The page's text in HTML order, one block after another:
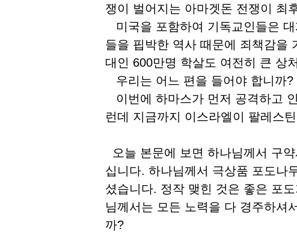
쟁이 벌어지는 아마겟돈 전쟁이 최
미국을 포함하여 기독교인들은
들을 핍박한 역사 때문에 죄책감을
대인 600만명 학살도 여전히 큰 상
우리는 어느 편을 들어야 합니까?
이번에 하마스가 먼저 공격하고
런데 지금까지 이스라엘이 팔레스
오늘 본문에 보면 하나님께서 구
십니다. 하나님께서 극상품 포도나
셨습니다. 정작 맺힌 것은 좋은 포
님께서는 모든 노력을 다 경주하셔
까?